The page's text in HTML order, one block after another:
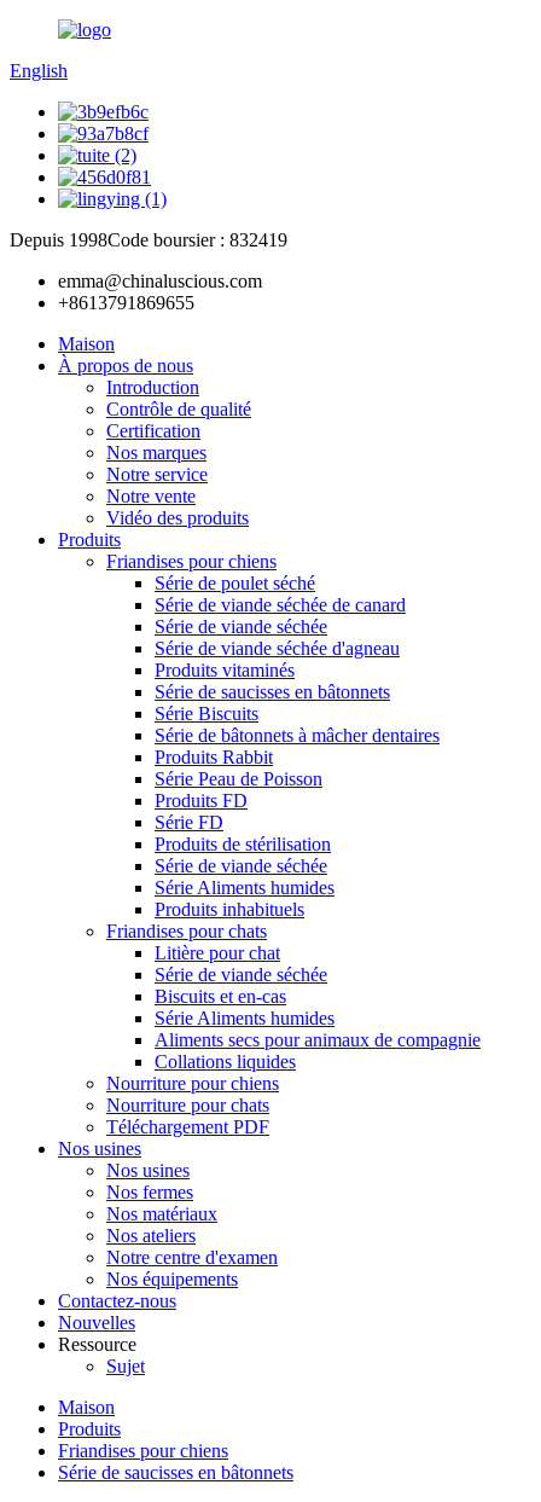
English
Depuis 1998Code boursier : 832419
emma@chinaluscious.com
+8613791869655
Maison
À propos de nous
Introduction
Contrôle de qualité
Certification
Nos marques
Notre service
Notre vente
Vidéo des produits
Produits
Friandises pour chiens
Série de poulet séché
Série de viande séchée de canard
Série de viande séchée
Série de viande séchée d'agneau
Produits vitaminés
Série de saucisses en bâtonnets
Série Biscuits
Série de bâtonnets à mâcher dentaires
Produits Rabbit
Série Peau de Poisson
Produits FD
Série FD
Produits de stérilisation
Série de viande séchée
Série Aliments humides
Produits inhabituels
Friandises pour chats
Litière pour chat
Série de viande séchée
Biscuits et en-cas
Série Aliments humides
Aliments secs pour animaux de compagnie
Collations liquides
Nourriture pour chiens
Nourriture pour chats
Téléchargement PDF
Nos usines
Nos usines
Nos fermes
Nos matériaux
Nos ateliers
Notre centre d'examen
Nos équipements
Contactez-nous
Nouvelles
Ressource
Sujet
Maison
Produits
Friandises pour chiens
Série de saucisses en bâtonnets